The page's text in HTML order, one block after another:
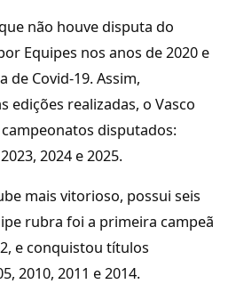
não houve disputa do
Equipes nos anos de 2020 e
de Covid-19. Assim,
edições realizadas, o Vasco
disputados:
2024 e 2025.
mais vitorioso, possui seis
rubra foi a primeira campeã
e conquistou títulos
2010, 2011 e 2014.